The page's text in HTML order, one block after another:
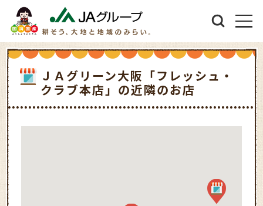
ＪＡグリーン大阪「フレッシュ・
クラブ本店」の近隣のお店